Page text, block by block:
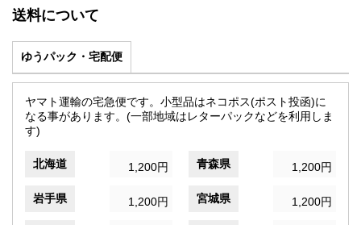
送料について
ゆうパック・宅配便
ヤマト運輸の宅急便です。小型品はネコポス(ポスト投函)に
なる事があります。(一部地域はレターパックなどを利用しま
す)
北海道 1,200円 青森県 1,200円
岩手県 1,200円 宮城県 1,200円